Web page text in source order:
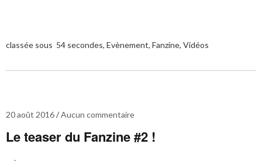
classée sous 54 secondes, Evènement, Fanzine, Vidéos
20 août 2016 Aucun commentaire
Le teaser du Fanzine #2 !